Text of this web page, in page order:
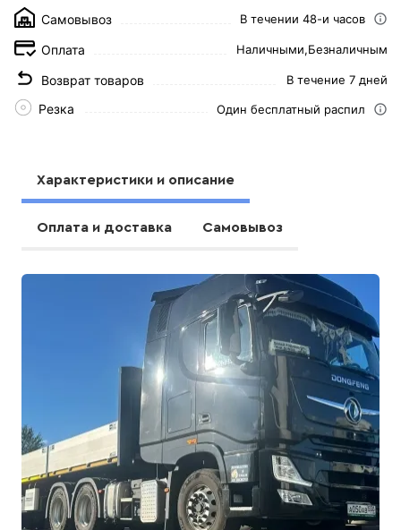
Самовывоз В течении 48-и часов
Оплата Наличными,Безналичным
Возврат товаров В течение 7 дней
Резка Один бесплатный распил
Характеристики и описание
Оплата и доставка Самовывоз